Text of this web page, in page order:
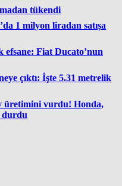
tükendi
1 milyon liradan satışa
efsane: Fiat Ducato’nun
çıktı: İşte 5.31 metrelik
üretimini vurdu! Honda,
durdu